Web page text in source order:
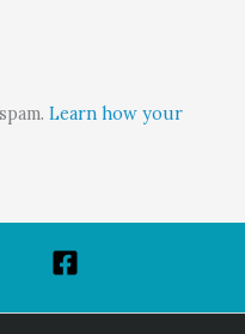
Learn how your